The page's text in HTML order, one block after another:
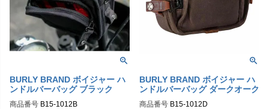
BURLY BRAND ボイジャー ハ
ンドルバーバッグ ブラック
商品番号 B15-1012B
BURLY BRAND ボイジャー ハ
ンドルバーバッグ ダークオーク
商品番号 B15-1012D